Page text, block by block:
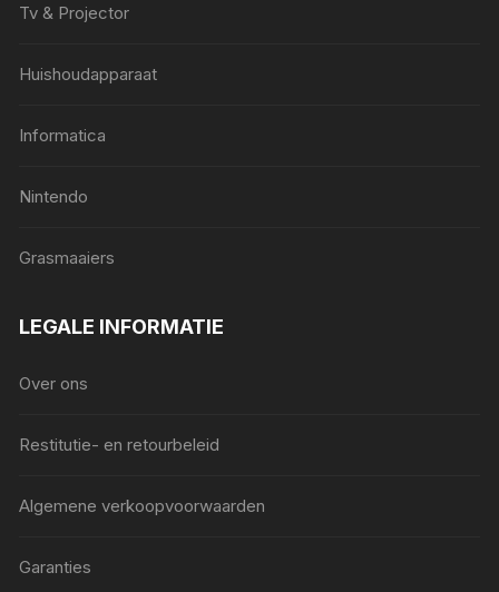
Tv & Projector
Huishoudapparaat
Informatica
Nintendo
Grasmaaiers
LEGALE INFORMATIE
Over ons
Restitutie- en retourbeleid
Algemene verkoopvoorwaarden
Garanties